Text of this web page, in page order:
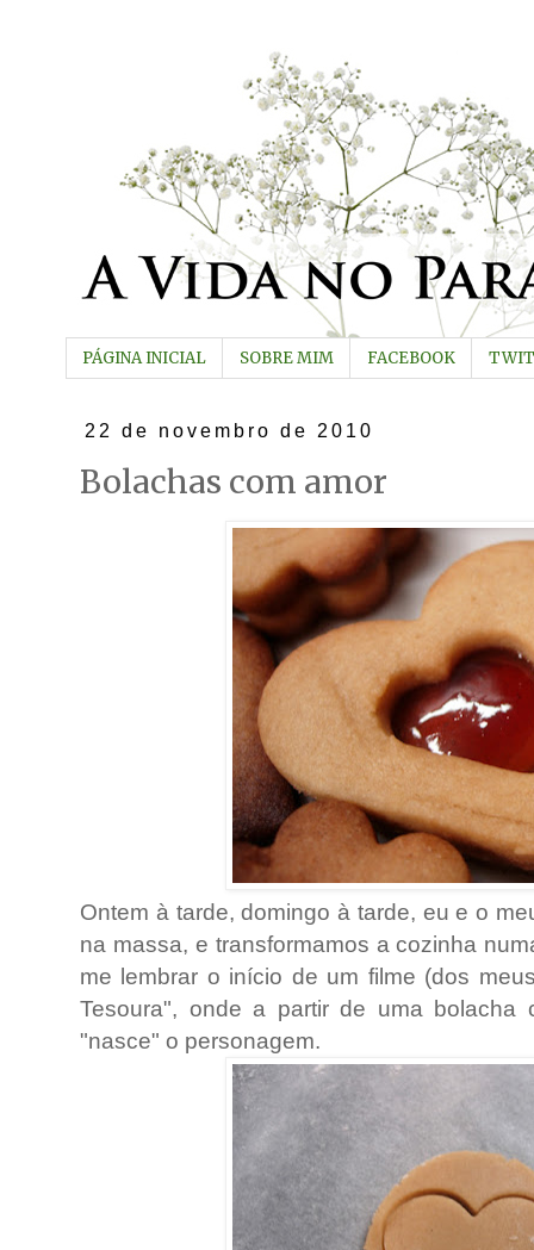
PÁGINA INICIAL SOBRE MIM FACEBOOK
22 de novembro de 2010
Bolachas com amor
Ontem à tarde, domingo à tarde, eu e o
na massa, e transformamos a cozinha
me lembrar o início de um filme (dos
Tesoura", onde a partir de uma bolacha
"nasce" o personagem.